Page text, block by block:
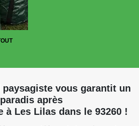
vous garantit un
après
à Les Lilas dans le 93260 !